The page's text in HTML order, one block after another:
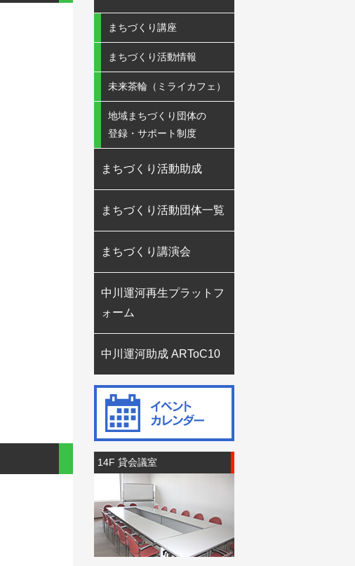
まちづくり講座
まちづくり活動情報
未来茶輪（ミライカフェ）
地域まちづくり団体の
登録・サポート制度
まちづくり活動助成
まちづくり活動団体一覧
まちづくり講演会
中川運河再生プラットフ
ォーム
中川運河助成 ARToC10
14F 貸会議室